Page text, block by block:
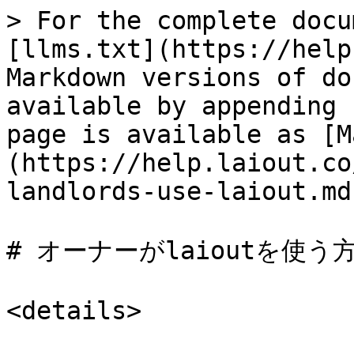
> For the complete
[llms.txt](https://
Markdown versions of
available by
page is available as
(https://help.laiout.co/
landlords-use-
# オーナーがlaioutを使う
<details>